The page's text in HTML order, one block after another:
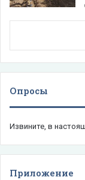
Опросы
Извините, в
Приложение